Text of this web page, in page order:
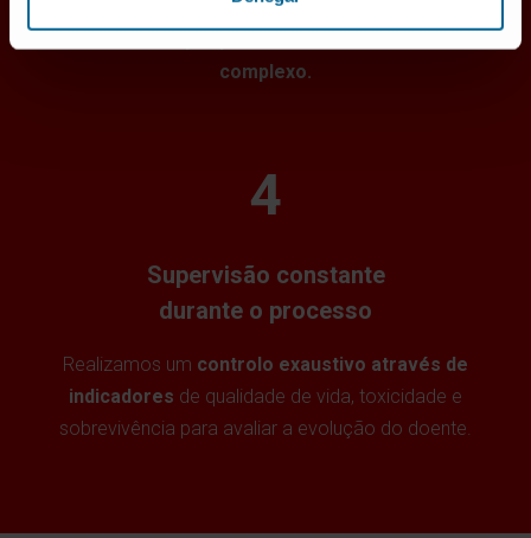
nos cuidados ao doente trabalham em conjunto para
complexo.
4
Supervisão constante
durante o processo
Realizamos um controlo exaustivo através de
indicadores de qualidade de vida, toxicidade e
sobrevivência para avaliar a evolução do doente.